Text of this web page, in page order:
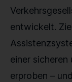
entwickelt.
einer
erproben –